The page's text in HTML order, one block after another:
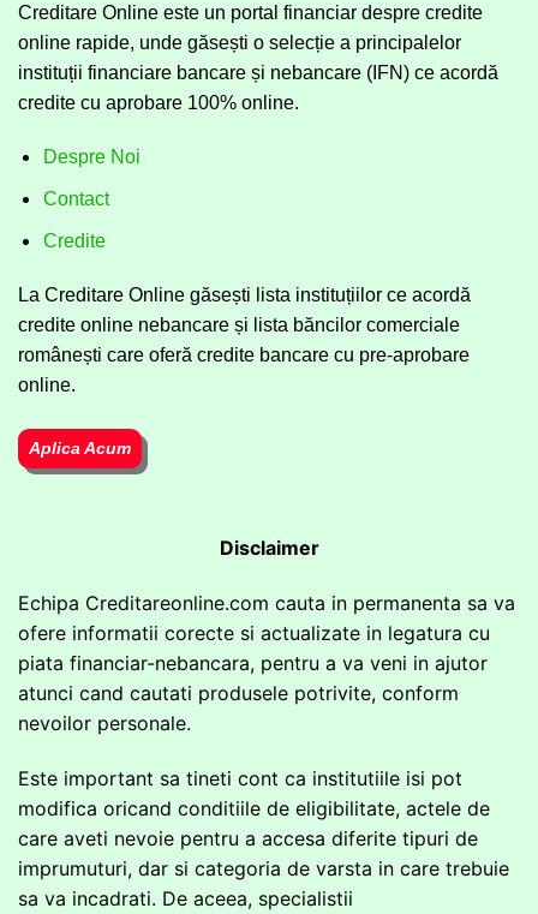
Creditare Online este un portal financiar despre credite
online rapide, unde găsești o selecție a principalelor
instituții financiare bancare și nebancare (IFN) ce acordă
credite cu aprobare 100% online.
Despre Noi
Contact
Credite
La Creditare Online găsești lista instituțiilor ce acordă
credite online nebancare și lista băncilor comerciale
românești care oferă credite bancare cu pre-aprobare
online.
Aplica Acum
Disclaimer
Echipa Creditareonline.com cauta in permanenta sa va
ofere informatii corecte si actualizate in legatura cu
piata financiar-nebancara, pentru a va veni in ajutor
atunci cand cautati produsele potrivite, conform
nevoilor personale.
Este important sa tineti cont ca institutiile isi pot
modifica oricand conditiile de eligibilitate, actele de
care aveti nevoie pentru a accesa diferite tipuri de
imprumuturi, dar si categoria de varsta in care trebuie
sa va incadrati. De aceea, specialistii